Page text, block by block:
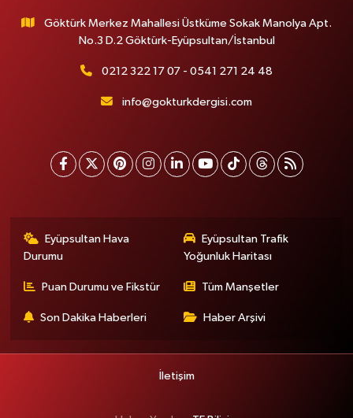
Göktürk Merkez Mahallesi Üstküme Sokak Manolya Apt.
No.3 D.2 Göktürk-Eyüpsultan/İstanbul
0212 322 17 07 - 0541 271 24 48
info@gokturkdergisi.com
Eyüpsultan Hava
Durumu
Eyüpsultan Trafik
Yoğunluk Haritası
Puan Durumu ve Fikstür Tüm Manşetler
Son Dakika Haberleri Haber Arşivi
İletişim